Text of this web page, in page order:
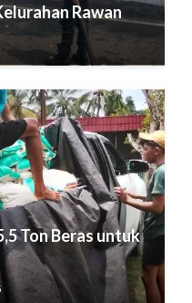
Rawan
Ton Beras untuk